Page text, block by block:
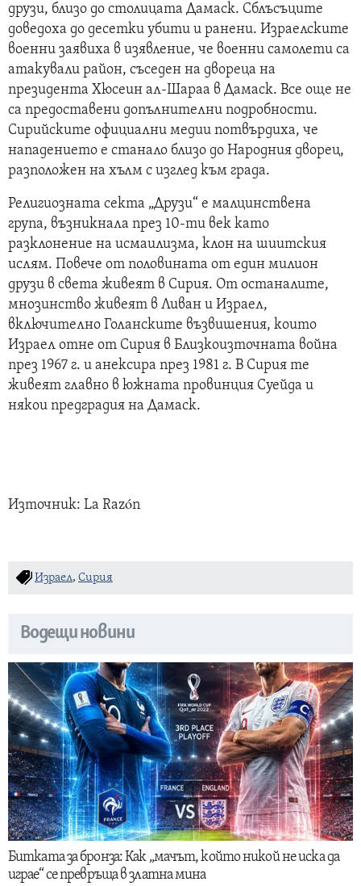
друзи, близо до столицата Дамаск. Сблъсъците
доведоха до десетки убити и ранени. Израелските
военни заявиха в изявление, че военни самолети са
атакували район, съседен на двореца на
президента Хюсеин ал-Шараа в Дамаск. Все още не
са предоставени допълнителни подробности.
Сирийските официални медии потвърдиха, че
нападението е станало близо до Народния дворец,
разположен на хълм с изглед към града.
Религиозната секта „Друзи“ е малцинствена
група, възникнала през 10-ти век като
разклонение на исмаилизма, клон на шиитския
ислям. Повече от половината от един милион
друзи в света живеят в Сирия. От останалите,
мнозинство живеят в Ливан и Израел,
включително Голанските възвишения, които
Израел отне от Сирия в Близкоизточната война
през 1967 г. и анексира през 1981 г. В Сирия те
живеят главно в южната провинция Суейда и
някои предградия на Дамаск.
Източник: La Razón
Израел, Сирия
Водещи новини
Битката за бронза: Как „мачът, който никой не иска да
играе“ се превръща в златна мина